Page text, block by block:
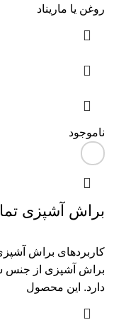
روغن یا ماریناد
ناموجود
براش آشپزی
کاربردهای براش
براش آشپزی از جنس
دارد. این محصول